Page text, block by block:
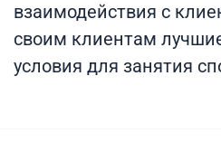
взаимодействия с
своим клиентам
условия для занятия